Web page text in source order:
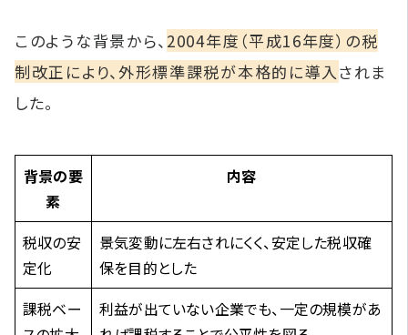
このような背景から、 2004年度（平成16年度）の税
制改正により、外形標準課税が本格的に導入されま
した。
背景の要
素
内容
税収の安
定化
景気変動に左右されにくく、安定した税収確
保を目的とした
課税ベー
利益が出ていない企業でも、一定の規模があ